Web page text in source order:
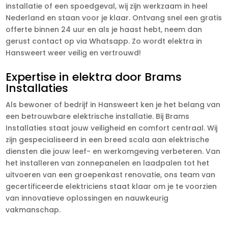
installatie of een spoedgeval, wij zijn werkzaam in heel
Nederland en staan voor je klaar. Ontvang snel een gratis
offerte binnen 24 uur en als je haast hebt, neem dan
gerust contact op via Whatsapp. Zo wordt elektra in
Hansweert weer veilig en vertrouwd!
Expertise in elektra door Brams
Installaties
Als bewoner of bedrijf in Hansweert ken je het belang van
een betrouwbare elektrische installatie. Bij Brams
Installaties staat jouw veiligheid en comfort centraal. Wij
zijn gespecialiseerd in een breed scala aan elektrische
diensten die jouw leef- en werkomgeving verbeteren. Van
het installeren van zonnepanelen en laadpalen tot het
uitvoeren van een groepenkast renovatie, ons team van
gecertificeerde elektriciens staat klaar om je te voorzien
van innovatieve oplossingen en nauwkeurig
vakmanschap.